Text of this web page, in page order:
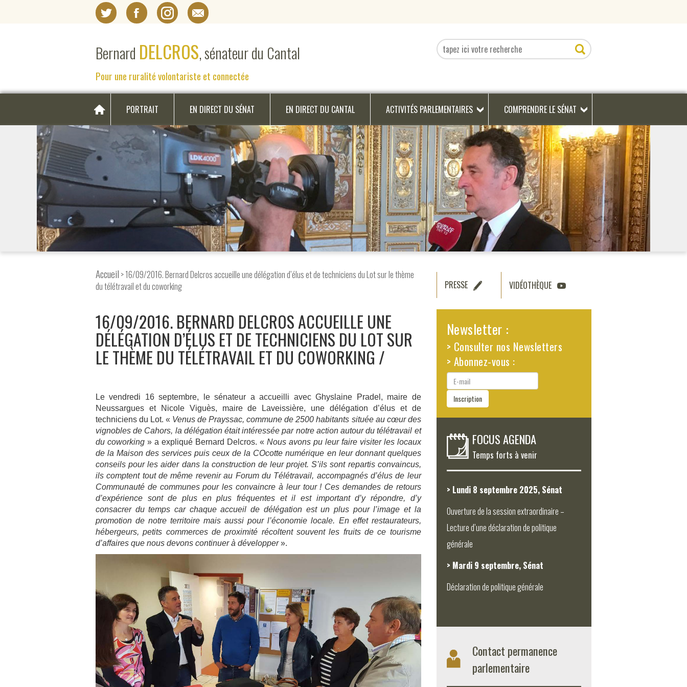
Bernard DELCROS, sénateur du Cantal
Pour une ruralité volontariste et connectée
PORTRAIT EN DIRECT DU SÉNAT EN DIRECT DU CANTAL ACTIVITÉS PARLEMENTAIRES COMPRENDRE LE SÉNAT
Accueil > 16/09/2016. Bernard Delcros accueille une délégation d’élus et de techniciens du Lot sur le thème
du télétravail et du coworking
16/09/2016. BERNARD DELCROS ACCUEILLE UNE
DÉLÉGATION D’ÉLUS ET DE TECHNICIENS DU LOT SUR
LE THÈME DU TÉLÉTRAVAIL ET DU COWORKING
Le vendredi 16 septembre, le sénateur a accueilli avec Ghyslaine Pradel, maire de
Neussargues et Nicole Viguès, maire de Laveissière, une délégation d’élus et de
techniciens du Lot. « Venus de Prayssac, commune de 2500 habitants située au cœur des
vignobles de Cahors, la délégation était intéressée par notre action autour du télétravail et
du coworking » a expliqué Bernard Delcros. « Nous avons pu leur faire visiter les locaux
de la Maison des services puis ceux de la COcotte numérique en leur donnant quelques
conseils pour les aider dans la construction de leur projet. S’ils sont repartis convaincus,
ils comptent tout de même revenir au Forum du Télétravail, accompagnés d’élus de leur
Communauté de communes pour les convaincre à leur tour ! Ces demandes de retours
d’expérience sont de plus en plus fréquentes et il est important d’y répondre, d’y
consacrer du temps car chaque accueil de délégation est un plus pour l’image et la
promotion de notre territoire mais aussi pour l’économie locale. En effet restaurateurs,
hébergeurs, petits commerces de proximité récoltent souvent les fruits de ce tourisme
d’affaires que nous devons continuer à développer».
PRESSE VIDÉOTHÈQUE
Newsletter :
> Consulter nos Newsletters
> Abonnez-vous :
E-
mail
Inscription
FOCUS AGENDA
Temps forts à venir
> Lundi 8 septembre 2025, Sénat
Ouverture de la session extraordinaire –
Lecture d’une déclaration de politique
générale
> Mardi 9 septembre, Sénat
Déclaration de politique générale
Contact permanence
parlementaire